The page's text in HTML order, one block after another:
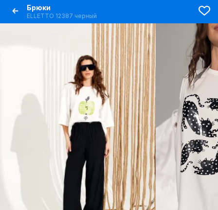
Брюки
ELLETTO 12387 черный